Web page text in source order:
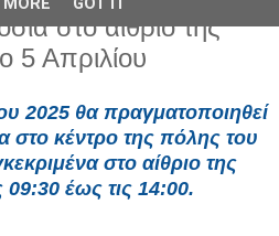
στο αίθριο της
5 Απριλίου
2025 θα πραγματοποιηθεί
στο κέντρο της πόλης του
στο αίθριο της
09:30 έως τις 14:00.
MORE GOT IT